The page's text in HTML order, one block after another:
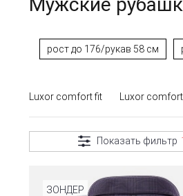
рост до 176/рукав 58 см
Luxor comfort fit Luxor
Показать фильтр 1
ЗОНДЕР